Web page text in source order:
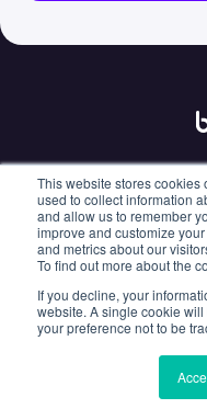
This website stores cookies
used to collect information
and allow us to remember
improve and customize
and metrics about our
To find out more about the
If you decline, your
website. A single cookie
your preference not to be